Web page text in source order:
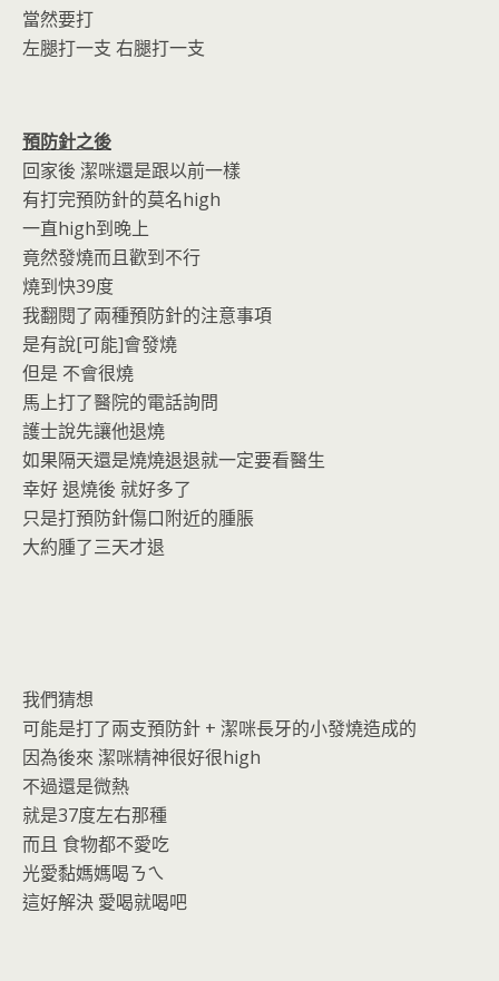
當然要打
左腿打一支 右腿打一支
預防針之後
回家後 潔咪還是跟以前一樣
有打完預防針的莫名high
一直high到晚上
竟然發燒而且歡到不行
燒到快39度
我翻閱了兩種預防針的注意事項
是有說[可能]會發燒
但是 不會很燒
馬上打了醫院的電話詢問
護士說先讓他退燒
如果隔天還是燒燒退退就一定要看醫生
幸好 退燒後 就好多了
只是打預防針傷口附近的腫脹
大約腫了三天才退
我們猜想
可能是打了兩支預防針 + 潔咪長牙的小發燒造成的
因為後來 潔咪精神很好很high
不過還是微熱
就是37度左右那種
而且 食物都不愛吃
光愛黏媽媽喝ㄋㄟ
這好解決 愛喝就喝吧